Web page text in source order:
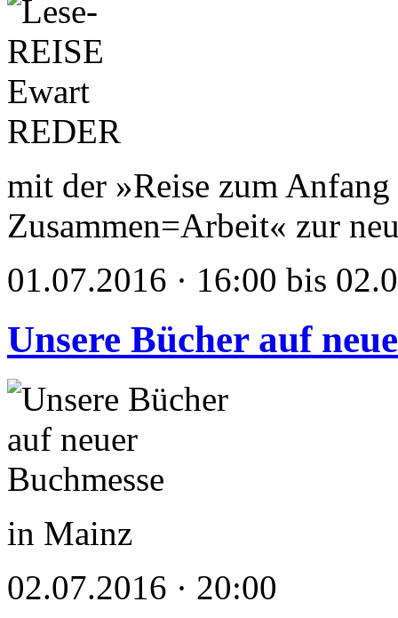
mit der »Reise zum
Zusammen=Arbeit« zur
01.07.2016 · 16:00 bis
Unsere Bücher auf
in Mainz
02.07.2016 · 20:00